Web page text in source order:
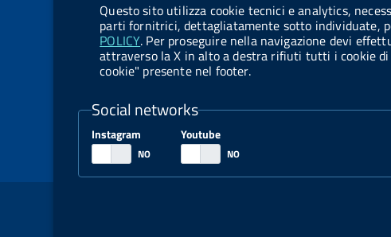
Questo sito utilizza cookie tecnici e analytics,
parti fornitrici, dettagliatamente sotto individuate,
POLICY. Per proseguire nella navigazione devi
attraverso la X in alto a destra rifiuti tutti i cookie
cookie" presente nel footer.
Social networks
Instagram Youtube
Open governance
Acts of notification
Legal notification
TrovaNormeFarmaco
Tenders and contracts